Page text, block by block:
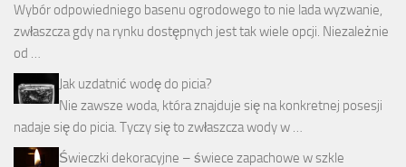
Wybór odpowiedniego basenu ogrodowego to nie lada wyzwanie,
zwłaszcza gdy na rynku dostępnych jest tak wiele opcji. Niezależnie
od …
Jak uzdatnić wodę do picia?
Nie zawsze woda, która znajduje się na konkretnej posesji
nadaje się do picia. Tyczy się to zwłaszcza wody w …
Świeczki dekoracyjne – świece zapachowe w szkle